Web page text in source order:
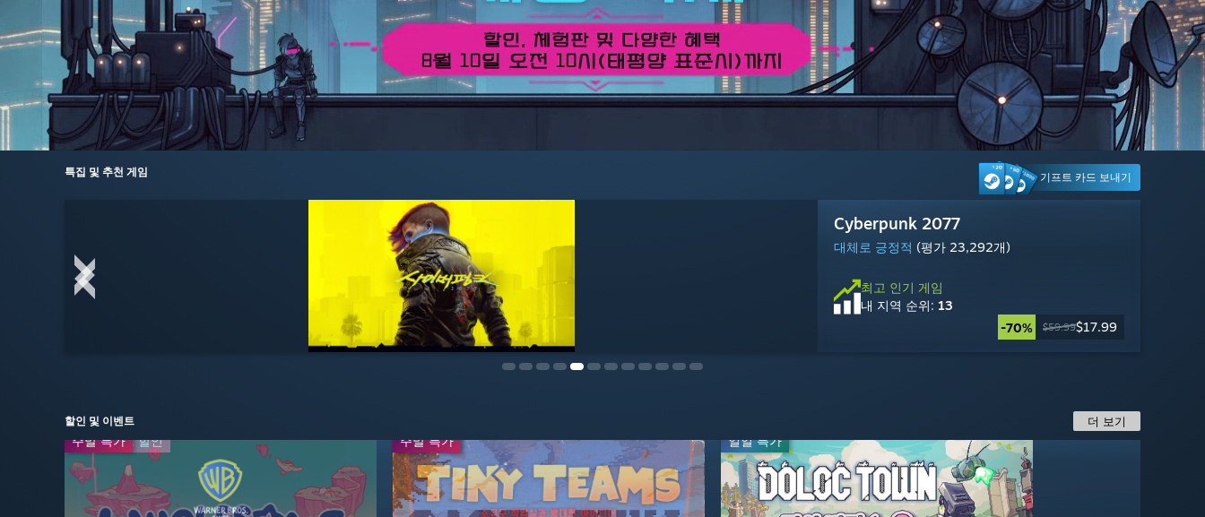
특집 및 추천 게임 기프트 카드 보내기
Grand Theft Auto V 인핸스드
매우 긍정적(평가 3,653개)
최고 인기 게임
내 지역 순위: 30
$29.99
Escape from Tarkov
대체로 부정적 (평가 1,623개)
최고 인기 게임
내 지역 순위: 28
$49.99
Warframe
매우 긍정적(평가 11,178개)
최고 인기 게임
내 지역 순위: 11
무료 플레이
마블 라이벌즈
대체로 긍정적 (평가 2,108개)
최고 인기 게임
내 지역 순위: 12
무료
Cyberpunk 2077
대체로 긍정적 (평가 23,292개)
최고 인기 게임
내 지역 순위: 13
-70%
$59.99$17.99
Fallout 76
대체로 긍정적 (평가 980개)
최고 인기 게임
내 지역 순위: 19
-75%
$39.99$9.99
DOOM: The Dark Ages
매우 긍정적(평가 459개)
최고 인기 게임
내 지역 순위: 25
-67%
$69.99$23.09
Steam Machine
Approximately Up
매우 긍정적(평가 168개)
최고 인기 게임
내 지역 순위: 29
-20%
$24.99$19.99
Counter-Strike 2
매우 긍정적(평가 25,914개)
최고 인기 게임
내 지역 순위: 3
무료 플레이
Dead by Daylight
대체로 긍정적 (평가 20,107개)
최고 인기 게임
내 지역 순위: 22
$19.99
Gears of War: E-Day
이용 가능: 2026년 10월 6일
지금예약 구매 가능
2026년 10월 6일 출시 예정
$69.99
할인 및 이벤트 더 보기
주말 특가 주말 특가 일일 특가
프랜차이즈 할인 주말 특가 일일 특가
배급사 할인
실시간 방송